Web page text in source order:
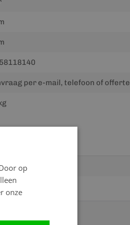
per e-mail, telefoon of offerte
op
onze